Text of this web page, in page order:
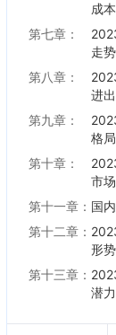
成
第七章：
走
第八章：
进
第九章：
格
第十章：
市
第十一章： 国
第十二章：
形
第十三章：
潜